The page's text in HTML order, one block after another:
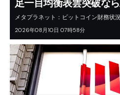
足一目均衡表雲突破な
メタプラネット：ビットコイン財務状
2026年08月10日 07時58分